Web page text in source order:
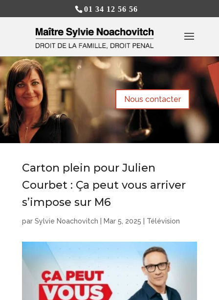
01 34 12 56 56
Nous contacter
Carton plein pour Julien
Courbet : Ça peut vous arriver
s’impose sur M6
par Sylvie Noachovitch | Mar 5, 2025 | Télévision